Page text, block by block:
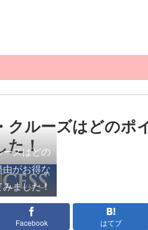
クルーズはどのポ
た！
ズはどの
がお得な
ました！
Facebook はてブ